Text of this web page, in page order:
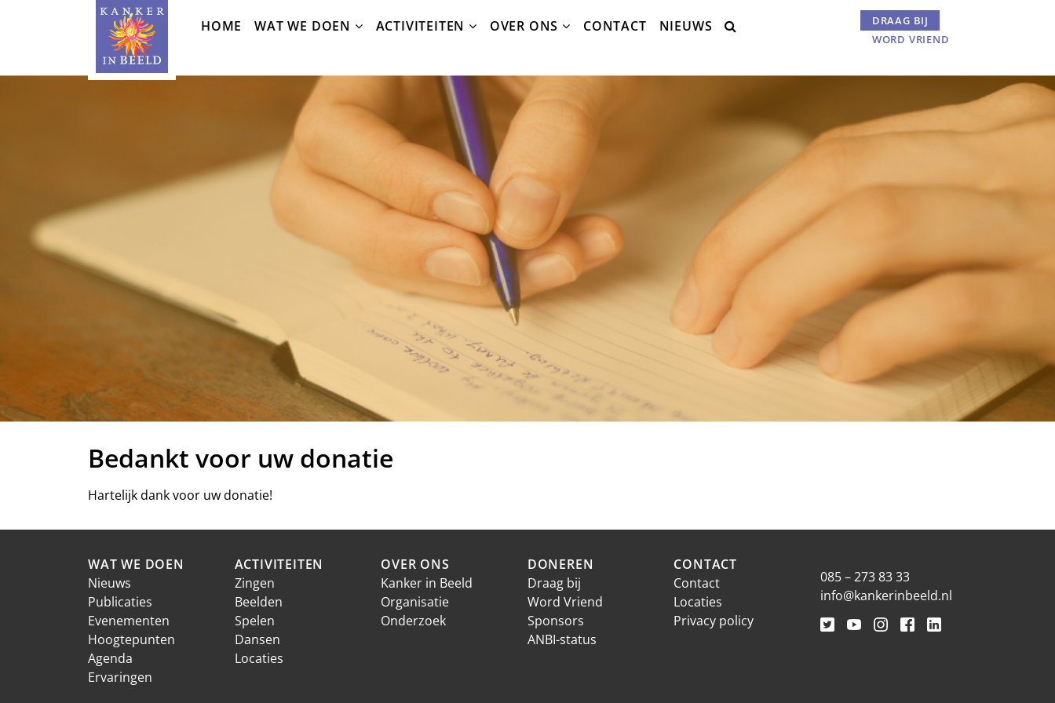
HOME WAT WE DOEN ACTIVITEITEN OVER ONS CONTACT NIEUWS 
DRAAG BIJ
WORD VRIEND
Bedankt voor uw donatie
Hartelijk dank voor uw donatie!
WAT WE DOEN
Nieuws
Publicaties
Evenementen
Hoogtepunten
Agenda
Ervaringen
ACTIVITEITEN
Zingen
Beelden
Spelen
Dansen
Locaties
OVER ONS
Kanker in Beeld
Organisatie
Onderzoek
DONEREN
Draag bij
Word Vriend
Sponsors
ANBI-status
CONTACT
Contact
Locaties
Privacy policy
085 – 273 83 33
info@kankerinbeeld.nl